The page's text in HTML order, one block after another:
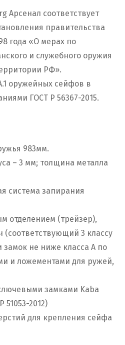
Арсенал соответствует
правительства
года «О мерах по
и служебного оружия
РФ».
оружейных сейфов в
ГОСТ Р 56367-2015.
983мм.
– 3 мм; толщина металла
система запирания
отделением (трейзер),
3 классу
замок не ниже класса А по
и ложементами для ружей,
замками Kaba
51053-2012)
для крепления сейфа